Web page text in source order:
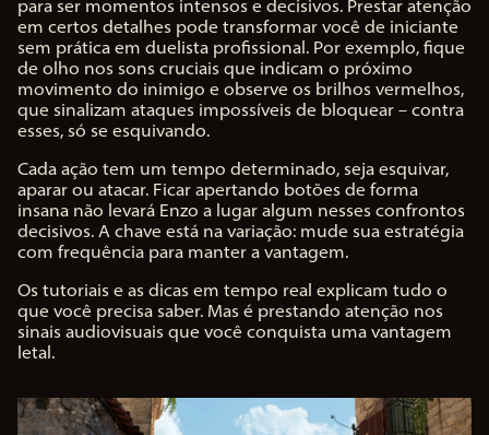
para ser momentos intensos e decisivos. Prestar atenção
em certos detalhes pode transformar você de iniciante
sem prática em duelista profissional. Por exemplo, fique
de olho nos sons cruciais que indicam o próximo
movimento do inimigo e observe os brilhos vermelhos,
que sinalizam ataques impossíveis de bloquear – contra
esses, só se esquivando.
Cada ação tem um tempo determinado, seja esquivar,
aparar ou atacar. Ficar apertando botões de forma
insana não levará Enzo a lugar algum nesses confrontos
decisivos. A chave está na variação: mude sua estratégia
com frequência para manter a vantagem.
Os tutoriais e as dicas em tempo real explicam tudo o
que você precisa saber. Mas é prestando atenção nos
sinais audiovisuais que você conquista uma vantagem
letal.